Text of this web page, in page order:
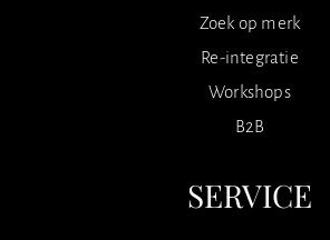
Zoek op merk
Re-integratie
Workshops
B2B
SERVICE